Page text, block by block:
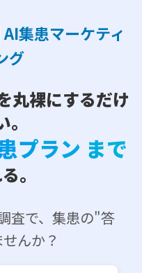
集患マーケティ
グ
丸裸にするだけ
プラン まで
。
査で、集患の"答
んか？